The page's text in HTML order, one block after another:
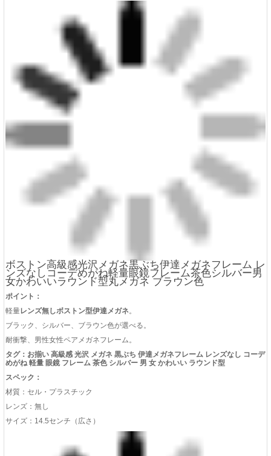
ボストン高級感光沢メガネ黒ぶち伊達メガネフレーム レ
ンズなしコーデめがね軽量眼鏡フレーム茶色シルバー男
女かわいいラウンド型丸メガネ ブラウン色
ポイント：
レンズ無しボストン型伊達メガネ
ブラック、シルバー、ブラウン色が選べる。
タグ：お揃い 高級感 光沢 メガネ 黒ぶち 伊達メガネフレーム レンズなし コーデ
めがね 軽量 眼鏡 フレーム 茶色 シルバー 男 女 かわいい ラウンド型
スペック：
材質：セル・プラスチック
レンズ：無し
サイズ：14.5センチ（広さ）